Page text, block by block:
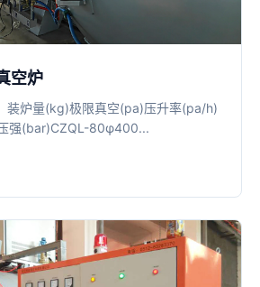
空炉
装炉量(kg)极限真空(pa)压升率(pa/h)
强(bar)CZQL-80φ400...